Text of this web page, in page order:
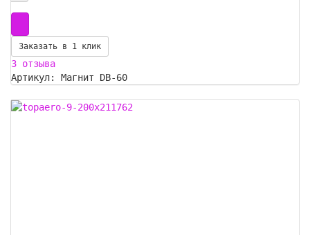
Заказать в 1 клик
3 отзыва
Артикул: Магнит DB-60